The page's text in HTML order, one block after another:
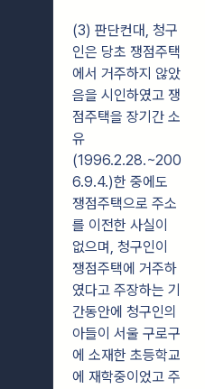
(3) 판단컨대, 청구
인은 당초 쟁점주택
에서 거주하지 않았
음을 시인하였고 쟁
점주택을 장기간 소
유
(1996.2.28.~200
6.9.4.)한 중에도
쟁점주택으로 주소
를 이전한 사실이
없으며, 청구인이
쟁점주택에 거주하
였다고 주장하는 기
간동안에 청구인의
아들이 서울 구로구
에 소재한 초등학교
에 재학중이었고 주